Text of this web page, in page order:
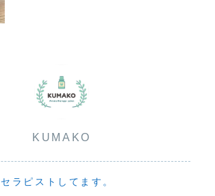
KUMAKO
ラピストしてます。